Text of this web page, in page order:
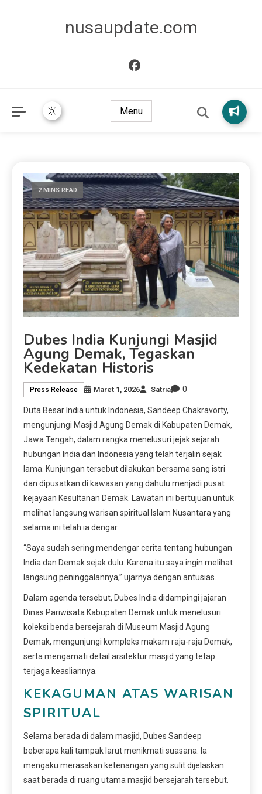
nusaupdate.com
Menu
2 MINS READ
Dubes India Kunjungi Masjid
Agung Demak, Tegaskan
Kedekatan Historis
Press Release Maret 1, 2026 Satria 0
Duta Besar India untuk Indonesia, Sandeep Chakravorty,
mengunjungi Masjid Agung Demak di Kabupaten Demak,
Jawa Tengah, dalam rangka menelusuri jejak sejarah
hubungan India dan Indonesia yang telah terjalin sejak
lama. Kunjungan tersebut dilakukan bersama sang istri
dan dipusatkan di kawasan yang dahulu menjadi pusat
kejayaan Kesultanan Demak. Lawatan ini bertujuan untuk
melihat langsung warisan spiritual Islam Nusantara yang
selama ini telah ia dengar.
“Saya sudah sering mendengar cerita tentang hubungan
India dan Demak sejak dulu. Karena itu saya ingin melihat
langsung peninggalannya,” ujarnya dengan antusias.
Dalam agenda tersebut, Dubes India didampingi jajaran
Dinas Pariwisata Kabupaten Demak untuk menelusuri
koleksi benda bersejarah di Museum Masjid Agung
Demak, mengunjungi kompleks makam raja-raja Demak,
serta mengamati detail arsitektur masjid yang tetap
terjaga keasliannya.
KEKAGUMAN ATAS WARISAN
SPIRITUAL
Selama berada di dalam masjid, Dubes Sandeep
beberapa kali tampak larut menikmati suasana. Ia
mengaku merasakan ketenangan yang sulit dijelaskan
saat berada di ruang utama masjid bersejarah tersebut.